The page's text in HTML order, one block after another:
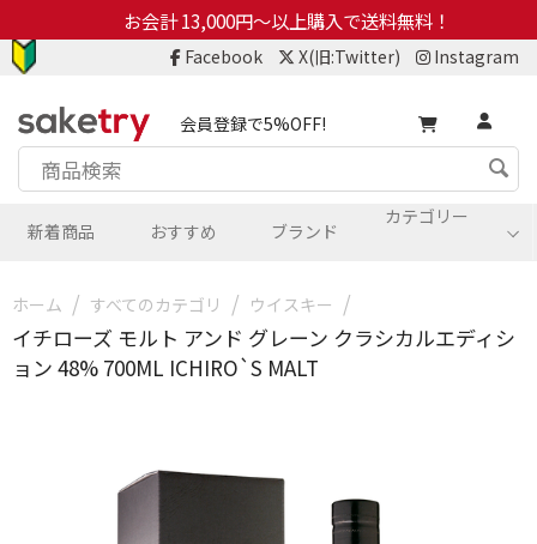
お会計 13,000円～以上購入で送料無料！
Facebook X(旧:Twitter) Instagram
会員登録で5%OFF!
カテゴリー
新着商品 おすすめ ブランド
ホーム / すべてのカテゴリ / ウイスキー /
イチローズ モルト アンド グレーン クラシカルエディシ
ョン 48% 700ML ICHIRO`S MALT